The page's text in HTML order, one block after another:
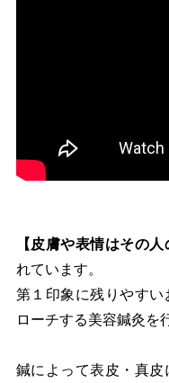
【皮膚や表情はその
れています。
第１印象に残りやす
ローチする美容鍼灸を
鍼によって表皮・真